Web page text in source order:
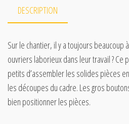
DESCRIPTION
Sur le chantier, il y a toujours beaucoup
ouvriers laborieux dans leur travail ? Ce
petits d’assembler les solides pièces
les découpes du cadre. Les gros
bien positionner les pièces.